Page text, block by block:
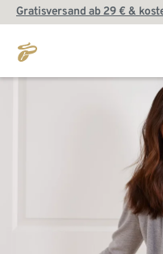
Gratisversand ab 29 € &